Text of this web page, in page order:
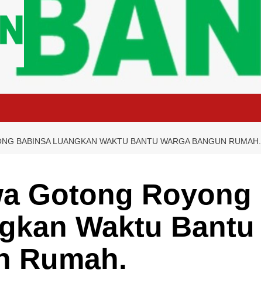
BABINSA LUANGKAN WAKTU BANTU WARGA BANGUN RUMAH.
Gotong Royong
Waktu Bantu
Rumah.